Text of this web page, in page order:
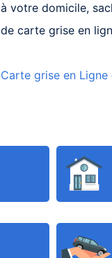
à votre domicile,
de carte grise en
Carte grise en